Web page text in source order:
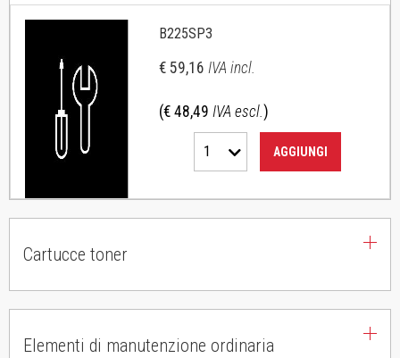
B225SP3
€ 59,16 IVA incl.
(€ 48,49 IVA escl.)
1 AGGIUNGI
Cartucce toner
Elementi di manutenzione ordinaria